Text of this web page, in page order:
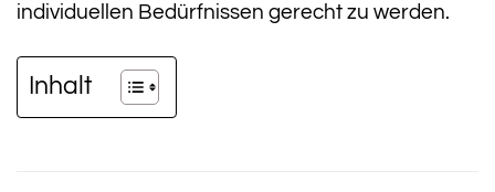
individuellen Bedürfnissen gerecht zu werden.
Inhalt